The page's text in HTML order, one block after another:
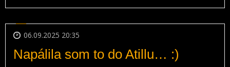
06.09.2025 20:35
Napálila som to do Atillu… :)